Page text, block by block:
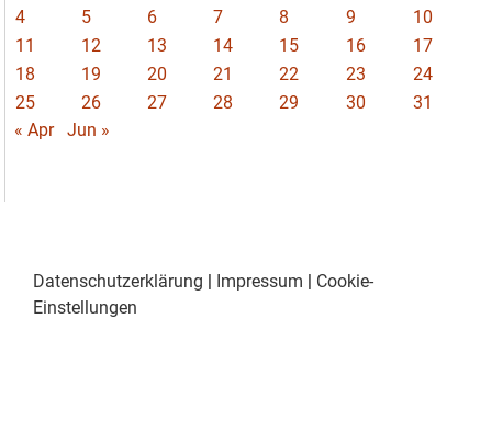
4
5 6 7 8 9
10
11
12 13 14 15 16
17
18
19 20 21 22 23
24
25
26 27 28 29 30
31
« Apr
Jun »
Datenschutzerklärung | Impressum | Cookie-
Einstellungen